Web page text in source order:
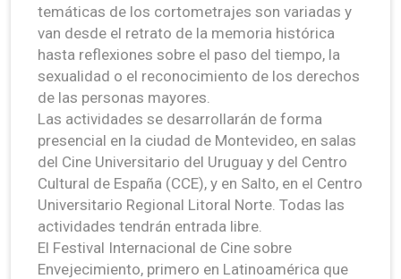
temáticas de los cortometrajes son variadas y
van desde el retrato de la memoria histórica
hasta reflexiones sobre el paso del tiempo, la
sexualidad o el reconocimiento de los derechos
de las personas mayores.
Las actividades se desarrollarán de forma
presencial en la ciudad de Montevideo, en salas
del Cine Universitario del Uruguay y del Centro
Cultural de España (CCE), y en Salto, en el Centro
Universitario Regional Litoral Norte. Todas las
actividades tendrán entrada libre.
El Festival Internacional de Cine sobre
Envejecimiento, primero en Latinoamérica que